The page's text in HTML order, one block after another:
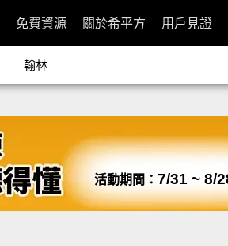
免費資源 關於希平方 用戶見證
翰林
活動期間： 7/31 ~ 8/